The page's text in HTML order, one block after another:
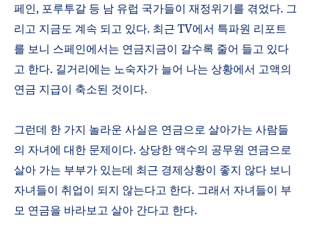
페인, 포루투갈 등 남 유럽 국가들이 재정위기를 겪었다. 그
리고 지금도 계속 되고 있다. 최근 TV에서 특파원 리포트
를 보니 스페인에서는 연금지금이 갈수록 줄어 들고 있다
고 한다. 길거리에는 노숙자가 늘어 나는 상황에서 고액의
연금 지급이 축소된 것이다.
그런데 한 가지 놀라운 사실은 연금으로 살아가는 사람들
의 자녀에 대한 문제이다. 상당한 액수의 공무원 연금으로
살아 가는 부부가 있는데 최근 경제상황이 좋지 않다 보니
자녀들이 취업이 되지 않는다고 한다. 그래서 자녀들이 부
모 연금을 바라보고 살아 간다고 한다.